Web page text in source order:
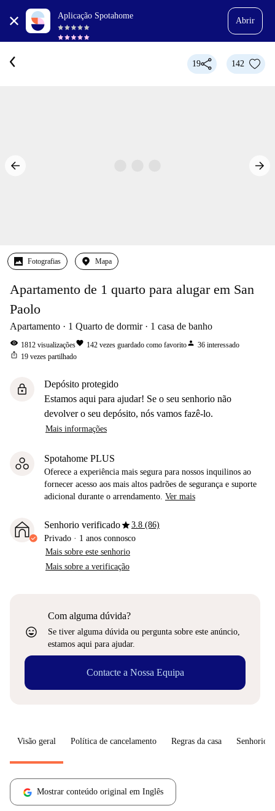
Aplicação Spotahome
Abrir
19 142
Fotografias Mapa
Apartamento de 1 quarto para alugar em San
Paolo
Apartamento 1 Quarto de dormir 1 casa de banho
visibility 1812 visualizaçõesfavorite 142 vezes guardado como favoritoperson 36 interessado
ios_share 19 vezes partilhado
lock
Depósito protegido
Estamos aqui para ajudar! Se o seu senhorio não
devolver o seu depósito, nós vamos fazê-lo.
Mais informações
Spotahome PLUS
Oferece a experiência mais segura para nossos inquilinos ao
fornecer acesso aos mais altos padrões de segurança e suporte
adicional durante o arrendamento. Ver mais
Senhorio verificadostar3.8 (86)
Privado · 1 anos connosco
Mais sobre este senhorio
Mais sobre a verificação
sentiment_very_satisfied
Com alguma dúvida?
Se tiver alguma dúvida ou pergunta sobre este anúncio,
estamos aqui para ajudar.
Contacte a Nossa Equipa
Visão geral Política de cancelamento Regras da casa Senhorio
Mostrar conteúdo original em Inglês